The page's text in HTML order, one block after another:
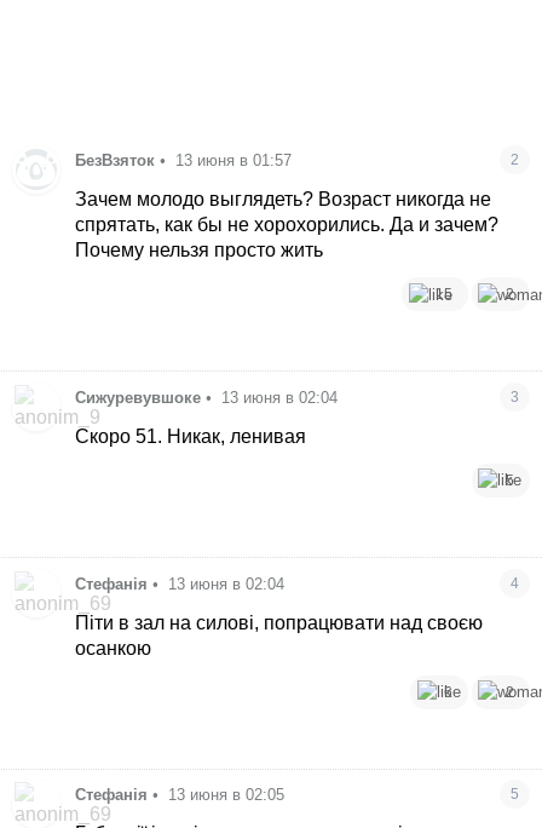
БезВзяток • 13 июня в 01:57 2
Зачем молодо выглядеть? Возраст никогда не
спрятать, как бы не хорохорились. Да и зачем?
Почему нельзя просто жить
15 2
Сижуревувшоке • 13 июня в 02:04 3
Скоро 51. Никак, ленивая
5
Стефанія • 13 июня в 02:04 4
Піти в зал на силові, попрацювати над своєю
осанкою
6 2
Стефанія • 13 июня в 02:05 5